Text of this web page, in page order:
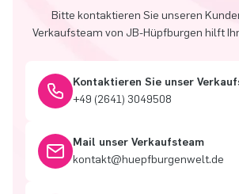
Bitte kontaktieren Sie unseren
Verkaufsteam von JB-Hüpfburgen hilft
Kontaktieren Sie unser
+49 (2641) 3049508
Mail unser Verkaufsteam
kontakt@huepfburgenwelt.de